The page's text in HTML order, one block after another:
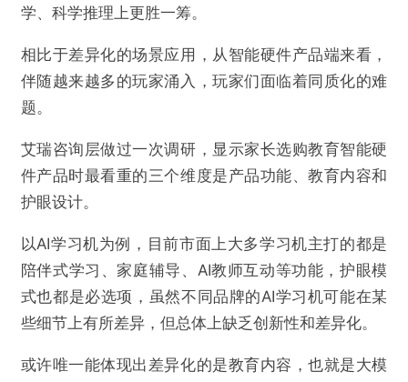
学、科学推理上更胜一筹。
相比于差异化的场景应用，从智能硬件产品端来看，
伴随越来越多的玩家涌入，玩家们面临着同质化的难
题。
艾瑞咨询层做过一次调研，显示家长选购教育智能硬
件产品时最看重的三个维度是产品功能、教育内容和
护眼设计。
以AI学习机为例，目前市面上大多学习机主打的都是
陪伴式学习、家庭辅导、AI教师互动等功能，护眼模
式也都是必选项，虽然不同品牌的AI学习机可能在某
些细节上有所差异，但总体上缺乏创新性和差异化。
或许唯一能体现出差异化的是教育内容，也就是大模